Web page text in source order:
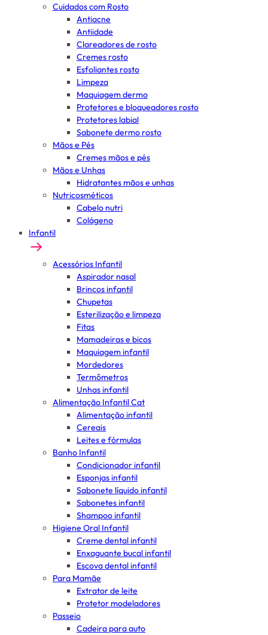
Cuidados com Rosto
Antiacne
Antiidade
Clareadores de rosto
Cremes rosto
Esfoliantes rosto
Limpeza
Maquiagem dermo
Protetores e bloqueadores rosto
Protetores labial
Sabonete dermo rosto
Mãos e Pés
Cremes mãos e pés
Mãos e Unhas
Hidratantes mãos e unhas
Nutricosméticos
Cabelo nutri
Colágeno
Infantil
Acessórios Infantil
Aspirador nasal
Brincos infantil
Chupetas
Esterilização e limpeza
Fitas
Mamadeiras e bicos
Maquiagem infantil
Mordedores
Termômetros
Unhas infantil
Alimentação Infantil Cat
Alimentação infantil
Cereais
Leites e fórmulas
Banho Infantil
Condicionador infantil
Esponjas infantil
Sabonete líquido infantil
Sabonetes infantil
Shampoo infantil
Higiene Oral Infantil
Creme dental infantil
Enxaguante bucal infantil
Escova dental infantil
Para Mamãe
Extrator de leite
Protetor modeladores
Passeio
Cadeira para auto